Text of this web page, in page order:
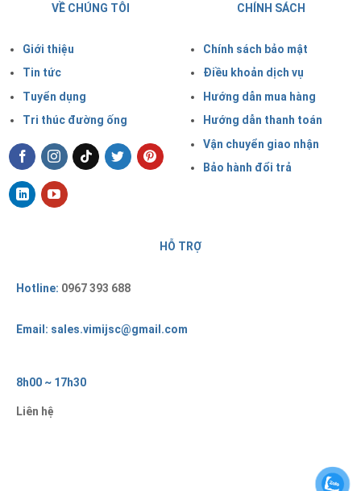
VỀ CHÚNG TÔI
Giới thiệu
Tin tức
Tuyển dụng
Tri thúc đường ống
CHÍNH SÁCH
Chính sách bảo mật
Điều khoản dịch vụ
Hướng dẫn mua hàng
Hướng dẫn thanh toán
Vận chuyển giao nhận
Bảo hành đổi trả
HỖ TRỢ
Hotline: 0967 393 688
Email: sales.vimijsc@gmail.com
8h00 ~ 17h30
Liên hệ